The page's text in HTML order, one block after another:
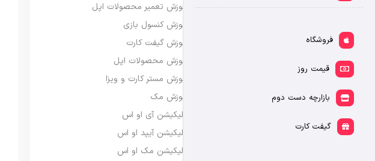
فروشگاه
قیمت روز
بازارچه دست دوم
گیفت کارت
آموزش تعمیر محصولات اپل
آموزش کنسول بازی
آموزش گیفت کارت
آموزش محصولات اپل
آموزش مستر کارت و ویزا
آموزش مک
اپلیکیشن آی او اس
اپلیکیشن آیپد او اس
اپلیکیشن مک او اس